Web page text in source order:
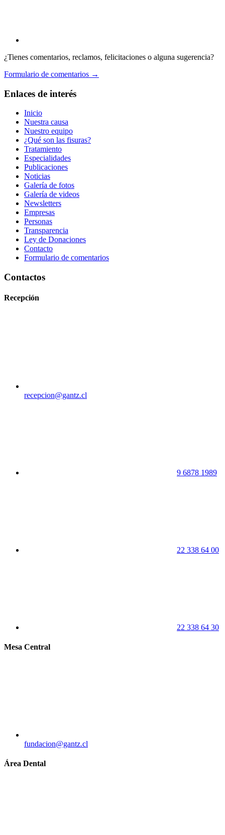
¿Tienes comentarios, reclamos, felicitaciones o alguna sugerencia?
Formulario de comentarios →
Enlaces de interés
Inicio
Nuestra causa
Nuestro equipo
¿Qué son las fisuras?
Tratamiento
Especialidades
Publicaciones
Noticias
Galería de fotos
Galería de videos
Newsletters
Empresas
Personas
Transparencia
Ley de Donaciones
Contacto
Formulario de comentarios
Contactos
Recepción
recepcion@gantz.cl
9 6878 1989
22 338 64 00
22 338 64 30
Mesa Central
fundacion@gantz.cl
Área Dental